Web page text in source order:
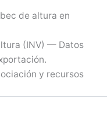
de altura en
(INV) — Datos
y recursos